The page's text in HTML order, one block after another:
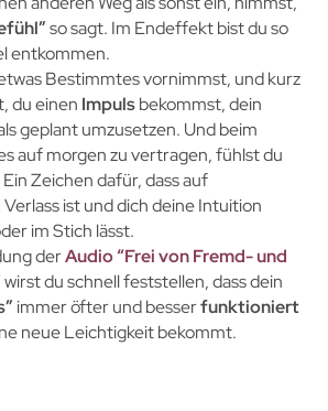
so sagt. Im Endeffekt bist du so
entkommen.
Bestimmtes vornimmst, und kurz
du einen Impulsbekommst, dein
geplant umzusetzen. Und beim
auf morgen zu vertragen, fühlst du
Zeichen dafür, dass auf
Verlass ist und dich deine Intuition
im Stich lässt.
derAudio “Frei von Fremd- und
wirst du schnell feststellen, dass dein
immer öfter und besserfunktioniert
neue Leichtigkeit bekommt.